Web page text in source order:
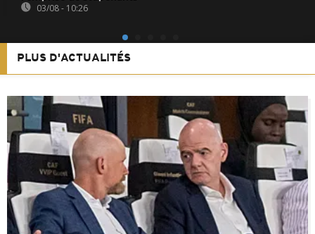
03/08 - 10:26
PLUS D'ACTUALITÉS